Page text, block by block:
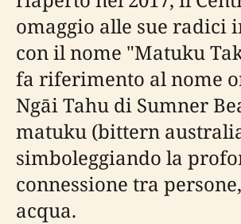
omaggio alle sue radici
con il nome "Matuku
fa riferimento al nome
Ngāi Tahu di Sumner
matuku (bittern
simboleggiando la
connessione tra
acqua.